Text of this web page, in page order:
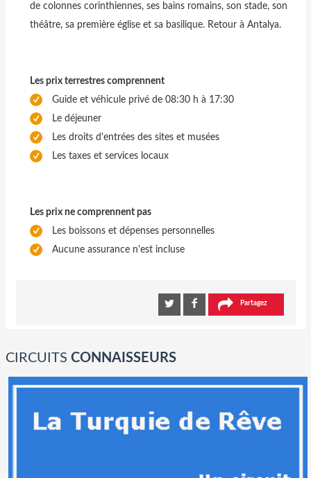
de colonnes corinthiennes, ses bains romains, son stade, son
théâtre, sa première église et sa basilique. Retour à Antalya.
Les prix terrestres comprennent
Guide et véhicule privé de 08:30 h à 17:30
Le déjeuner
Les droits d'entrées des sites et musées
Les taxes et services locaux
Les prix ne comprennent pas
Les boissons et dépenses personnelles
Aucune assurance n'est incluse
Partagez
CIRCUITS CONNAISSEURS